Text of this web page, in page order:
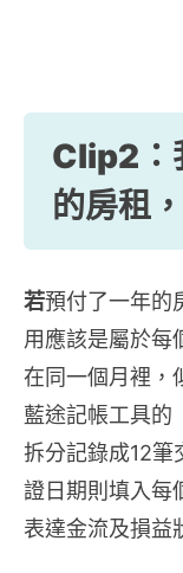
Clip2：
的房租
若預付了一年的
用應該是屬於每
在同一個月裡，
藍途記帳工具的
拆分記錄成12筆
證日期則填入每
表達金流及損益